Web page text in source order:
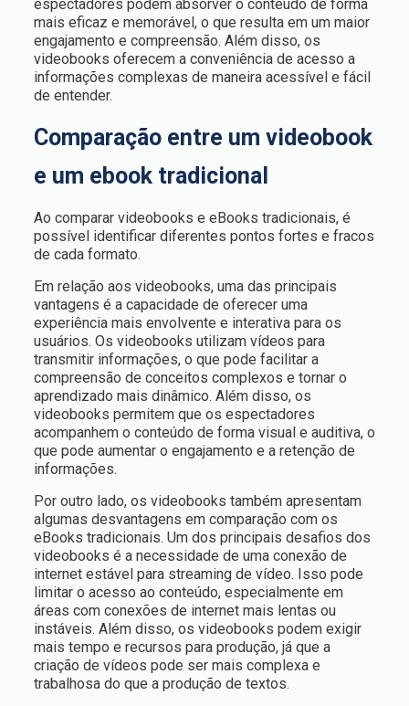
espectadores podem absorver o conteúdo de forma
mais eficaz e memorável, o que resulta em um maior
engajamento e compreensão. Além disso, os
videobooks oferecem a conveniência de acesso a
informações complexas de maneira acessível e fácil
de entender.
Comparação entre um videobook
e um ebook tradicional
Ao comparar videobooks e eBooks tradicionais, é
possível identificar diferentes pontos fortes e fracos
de cada formato.
Em relação aos videobooks, uma das principais
vantagens é a capacidade de oferecer uma
experiência mais envolvente e interativa para os
usuários. Os videobooks utilizam vídeos para
transmitir informações, o que pode facilitar a
compreensão de conceitos complexos e tornar o
aprendizado mais dinâmico. Além disso, os
videobooks permitem que os espectadores
acompanhem o conteúdo de forma visual e auditiva, o
que pode aumentar o engajamento e a retenção de
informações.
Por outro lado, os videobooks também apresentam
algumas desvantagens em comparação com os
eBooks tradicionais. Um dos principais desafios dos
videobooks é a necessidade de uma conexão de
internet estável para streaming de vídeo. Isso pode
limitar o acesso ao conteúdo, especialmente em
áreas com conexões de internet mais lentas ou
instáveis. Além disso, os videobooks podem exigir
mais tempo e recursos para produção, já que a
criação de vídeos pode ser mais complexa e
trabalhosa do que a produção de textos.